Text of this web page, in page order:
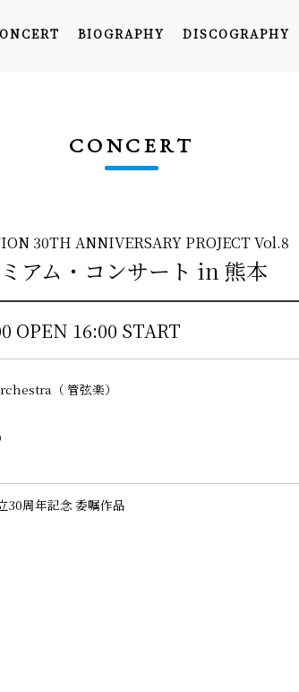
TOP
INFORMATION
BIOGRAPHY
LINK
BIOGRAPHY DISCOGRAPHY
CONCERT
30TH ANNIVERSARY PROJECT Vol.8
アム・コンサート in 熊本
OPEN 16:00 START
（ 管弦楽）
30周年記念 委嘱作品